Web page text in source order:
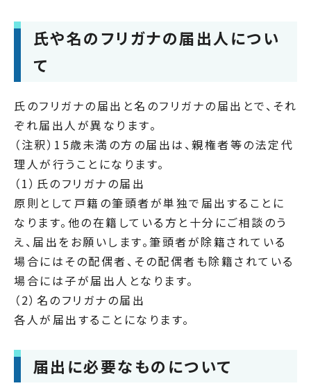
氏や名のフリガナの届出人につい
て
氏のフリガナの届出と名のフリガナの届出とで、それ
ぞれ届出人が異なります。
（注釈）15歳未満の方の届出は、親権者等の法定代
理人が行うことになります。
（1）氏のフリガナの届出
原則として戸籍の筆頭者が単独で届出することに
なります。他の在籍している方と十分にご相談のう
え、届出をお願いします。筆頭者が除籍されている
場合にはその配偶者、その配偶者も除籍されている
場合には子が届出人となります。
（2）名のフリガナの届出
各人が届出することになります。
届出に必要なものについて